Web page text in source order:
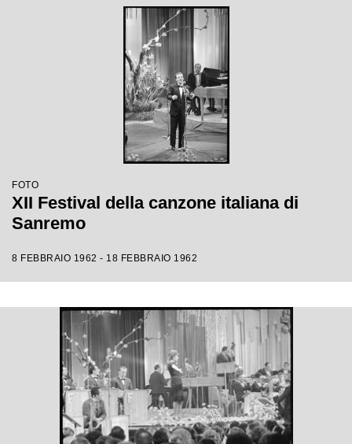
FOTO
XII Festival della canzone italiana di
Sanremo
8 FEBBRAIO 1962 - 18 FEBBRAIO 1962